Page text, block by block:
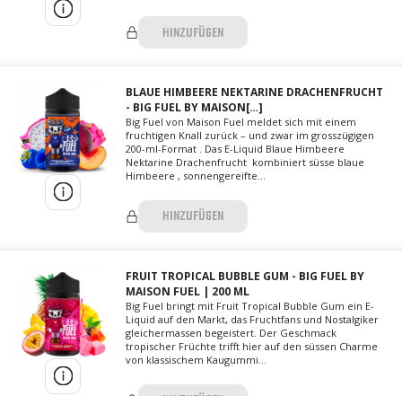
HINZUFÜGEN
BLAUE HIMBEERE NEKTARINE DRACHENFRUCHT
- BIG FUEL BY MAISON[…]
Big Fuel von Maison Fuel meldet sich mit einem
fruchtigen Knall zurück – und zwar im grosszügigen
200-ml-Format . Das E-Liquid Blaue Himbeere
Nektarine Drachenfrucht kombiniert süsse blaue
Himbeere , sonnengereifte...
HINZUFÜGEN
FRUIT TROPICAL BUBBLE GUM - BIG FUEL BY
MAISON FUEL | 200 ML
Big Fuel bringt mit Fruit Tropical Bubble Gum ein E-
Liquid auf den Markt, das Fruchtfans und Nostalgiker
gleichermassen begeistert. Der Geschmack
tropischer Früchte trifft hier auf den süssen Charme
von klassischem Kaugummi...